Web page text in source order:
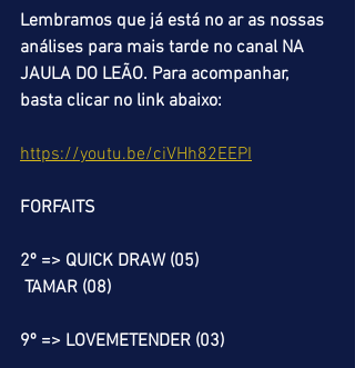
Lembramos que já está no ar as nossas
análises para mais tarde no canal NA
JAULA DO LEÃO. Para acompanhar,
basta clicar no link abaixo:
https://youtu.be/ciVHh82EEPI
FORFAITS
2º => QUICK DRAW (05)
TAMAR (08)
9º => LOVEMETENDER (03)